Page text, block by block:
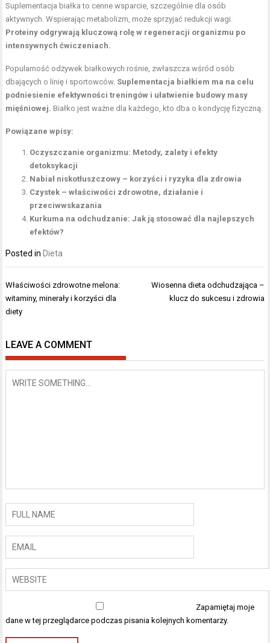
Suplementacja białka to cenne wsparcie, szczególnie dla osób
aktywnych. Wspierając metabolizm, może sprzyjać redukcji wagi.
Proteiny odgrywają kluczową rolę w regeneracji organizmu po
intensywnych ćwiczeniach.
Popularność odżywek białkowych rośnie, zwłaszcza wśród osób
dbających o linię i sportowców. Suplementacja białkiem ma na celu
podniesienie efektywności treningów i ułatwienie budowy masy
mięśniowej. Białko jest ważne dla każdego, kto dba o kondycję fizyczną.
Powiązane wpisy:
Oczyszczanie organizmu: Metody, zalety i efekty
detoksykacji
Nabiał niskotłuszczowy – korzyści i ryzyka dla zdrowia
Czystek – właściwości zdrowotne, działanie i
przeciwwskazania
Kurkuma na odchudzanie: Jak ją stosować dla najlepszych
efektów?
Posted in Dieta
Nawigacja
wpisu
Właściwości zdrowotne melona:
witaminy, minerały i korzyści dla
diety
Wiosenna dieta odchudzająca –
klucz do sukcesu i zdrowia
LEAVE A COMMENT
Zapamiętaj moje
dane w tej przeglądarce podczas pisania kolejnych komentarzy.